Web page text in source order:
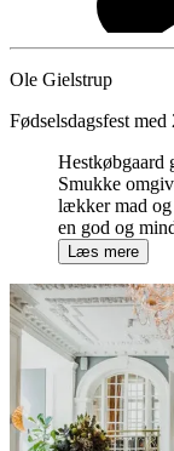
Ole Gielstrup
Fødselsdagsfest med
Hestkøbgaard
Smukke
lækker mad og
en god og
Læs mere